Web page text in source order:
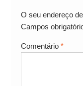
O seu endereço
Campos
Comentário *